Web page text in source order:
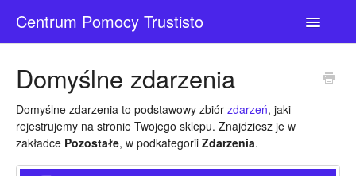
Centrum Pomocy Trustisto
Toggle
Domyślne zdarzenia
Domyślne zdarzenia to podstawowy zbiór zdarzeń, jaki
rejestrujemy na stronie Twojego sklepu. Znajdziesz je w
zakładce Pozostałe, w podkategorii Zdarzenia.